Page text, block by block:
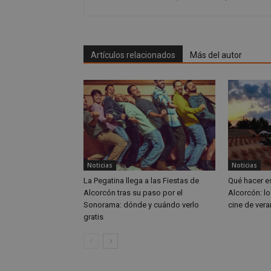
Artículos relacionados Más del autor
Noticias
La Pegatina llega a las Fiestas de
Alcorcón tras su paso por el
Sonorama: dónde y cuándo verlo
gratis
Noticias
Qué hacer
Alcorcón: lo
cine de
_ga_MP6BJ9ENMQ
_ga
IDE
iutk
YSC
__gads